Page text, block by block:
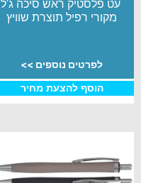
עט פלסטיק ראש סיכה ג'ל
מקורי רפיל תוצרת שוויץ
לפרטים נוספים >>
הוסף להצעת מחיר